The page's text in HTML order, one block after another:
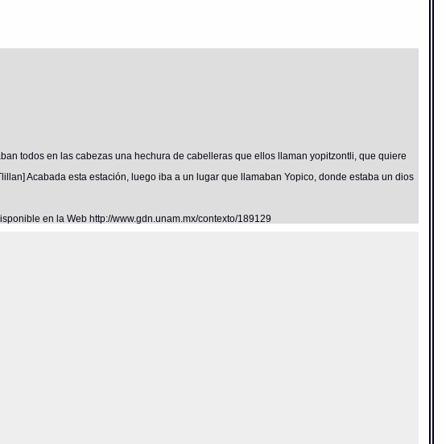
todos en las cabezas una hechura de cabelleras que ellos llaman yopitzontli, que quiere
Acabada esta estación, luego iba a un lugar que llamaban Yopico, donde estaba un dios
en la Web http://www.gdn.unam.mx/contexto/189129